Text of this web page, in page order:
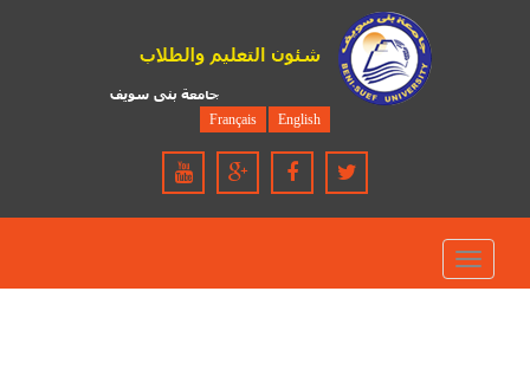
English
Français
Toggle
navigation